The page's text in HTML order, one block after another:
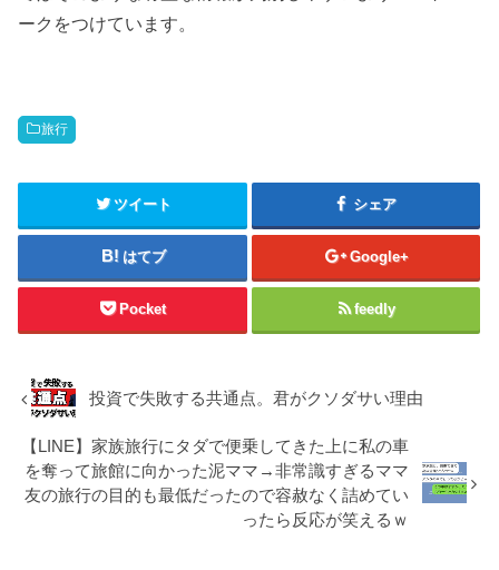
ークをつけています。
旅行
ツイート シェア
はてブ Google+
Pocket feedly
投資で失敗する共通点。君がクソダサい理由
【LINE】家族旅行にタダで便乗してきた上に私の車
を奪って旅館に向かった泥ママ→非常識すぎるママ
友の旅行の目的も最低だったので容赦なく詰めてい
ったら反応が笑えるｗ